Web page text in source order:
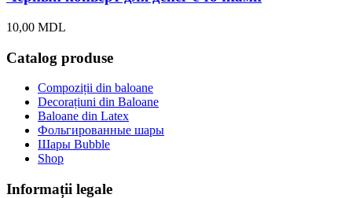
10,00 MDL
Catalog produse
Compoziții din baloane
Decorațiuni din Baloane
Baloane din Latex
Фольгированные шары
Шары Bubble
Shop
Informații legale